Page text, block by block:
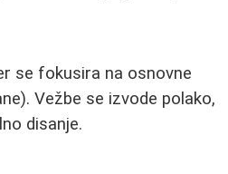
se fokusira na osnovne
Vežbe se izvode polako,
disanje.